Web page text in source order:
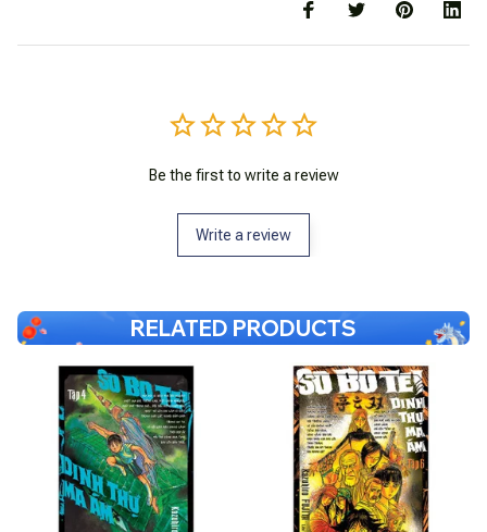
Be the first to write a review
Write a review
RELATED PRODUCTS